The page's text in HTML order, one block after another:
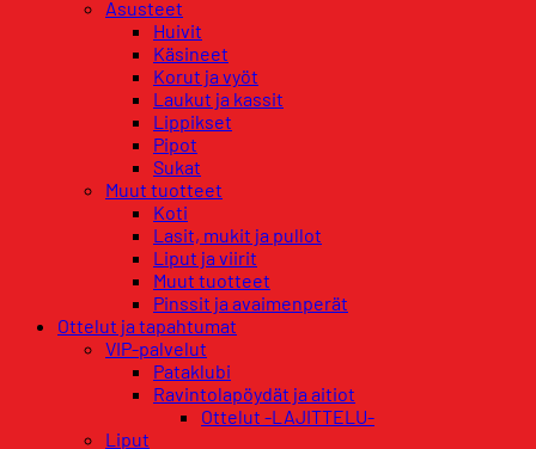
Asusteet
Huivit
Käsineet
Korut ja vyöt
Laukut ja kassit
Lippikset
Pipot
Sukat
Muut tuotteet
Koti
Lasit, mukit ja pullot
Liput ja viirit
Muut tuotteet
Pinssit ja avaimenperät
Ottelut ja tapahtumat
VIP-palvelut
Pataklubi
Ravintolapöydät ja aitiot
Ottelut -LAJITTELU-
Liput